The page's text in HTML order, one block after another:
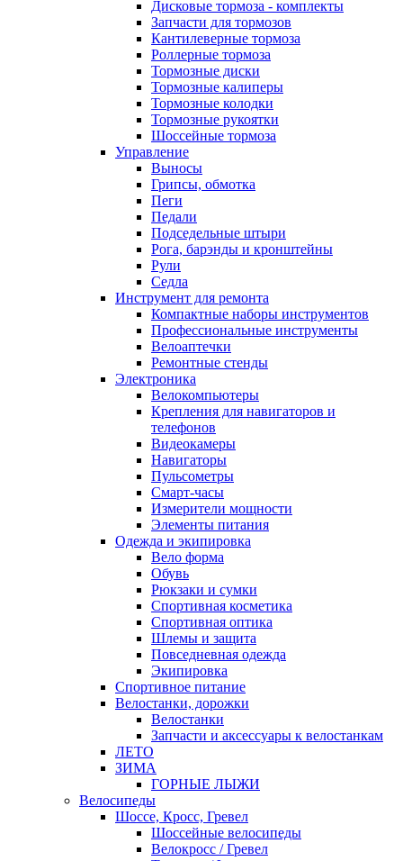
Дисковые тормоза - комплекты
Запчасти для тормозов
Кантилеверные тормоза
Роллерные тормоза
Тормозные диски
Тормозные калиперы
Тормозные колодки
Тормозные рукоятки
Шоссейные тормоза
Управление
Выносы
Грипсы, обмотка
Пеги
Педали
Подседельные штыри
Рога, барэнды и кронштейны
Рули
Седла
Инструмент для ремонта
Компактные наборы инструментов
Профессиональные инструменты
Велоаптечки
Ремонтные стенды
Электроника
Велокомпьютеры
Крепления для навигаторов и
телефонов
Видеокамеры
Навигаторы
Пульсометры
Смарт-часы
Измерители мощности
Элементы питания
Одежда и экипировка
Вело форма
Обувь
Рюкзаки и сумки
Спортивная косметика
Спортивная оптика
Шлемы и защита
Повседневная одежда
Экипировка
Спортивное питание
Велостанки, дорожки
Велостанки
Запчасти и аксессуары к велостанкам
ЛЕТО
ЗИМА
ГОРНЫЕ ЛЫЖИ
Велосипеды
Шоссе, Кросс, Гревел
Шоссейные велосипеды
Велокросс / Гревел